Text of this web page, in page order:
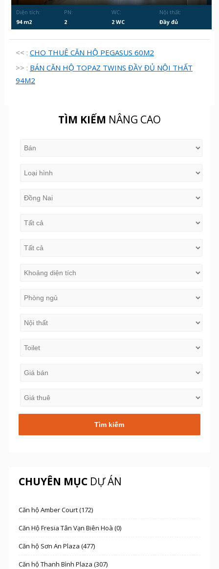
Diện tích:
94 m2
PN:
2
WC:
2 WC
Nội thất:
Đầy đủ
<< : CHO THUÊ CĂN HỘ PEGASUS 60M2
>> : BÁN CĂN HỘ TOPAZ TWINS ĐẦY ĐỦ NỘI THẤT
94M2
TÌM KIẾM NÂNG CAO
CHUYÊN MỤCDỰ ÁN
Căn hộ Amber Court (172)
Căn Hộ Fresia Tân Vạn Biên Hoà (0)
Căn hộ Sơn An Plaza (477)
Căn hộ Thanh Bình Plaza (307)